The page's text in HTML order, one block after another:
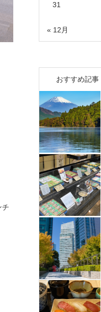
チ
31
« 12月
おすすめ記事